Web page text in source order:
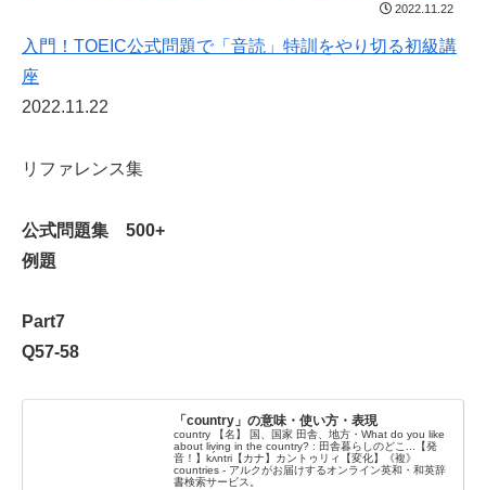
2022.11.22
入門！TOEIC公式問題で「音読」特訓をやり切る初級講
座
2022.11.22
リファレンス集
公式問題集 500+
例題
Part7
Q57-58
「country」の意味・使い方・表現
country 【名】 国、国家 田舎、地方・What do you like
about living in the country? : 田舎暮らしのどこ...【発
音！】kʌ́ntri【カナ】カントゥリィ【変化】《複》
countries - アルクがお届けするオンライン英和・和英辞
書検索サービス。